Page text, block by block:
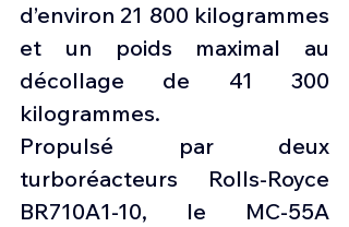
d’environ 21 800 kilogrammes
et un poids maximal au
décollage de 41 300
kilogrammes.
Propulsé par deux
turboréacteurs Rolls-Royce
BR710A1-10, le MC-55A